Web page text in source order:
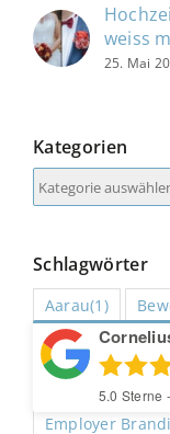
weiss
25. Mai
Kategorien
Kategorien
Schlagwörter
Aarau(1)
Business(5)
Einladung
Employer
5.0 Sterne